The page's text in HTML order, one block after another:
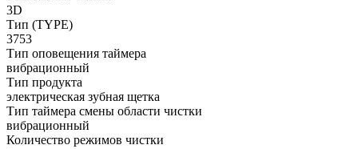
3D
Тип (TYPE)
3753
Тип оповещения таймера
вибрационный
Тип продукта
электрическая зубная щетка
Тип таймера смены области чистки
вибрационный
Количество режимов чистки